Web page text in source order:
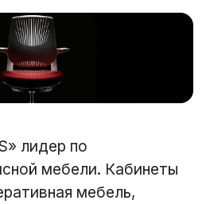
лидер по
мебели. Кабинеты
мебель,